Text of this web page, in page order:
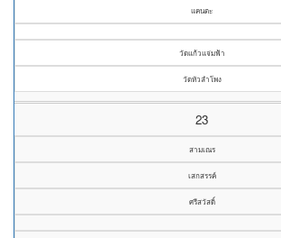
แคนตะ
วัดแก้วแจ่มฟ้า
วัดหัวลำโพง
23
สามเณร
เสกสรรค์
ศรีสวัสดิ์